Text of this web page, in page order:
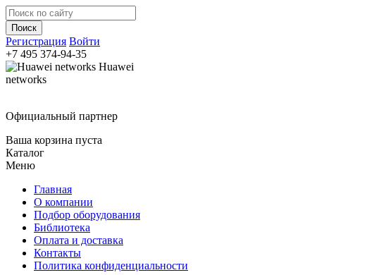
Регистрация Войти
+7 495 374-94-35
Huawei
networks
Официальный партнер
Ваша корзина пуста
Каталог
Меню
Главная
О компании
Подбор оборудования
Библиотека
Оплата и доставка
Контакты
Политика конфиденциальности